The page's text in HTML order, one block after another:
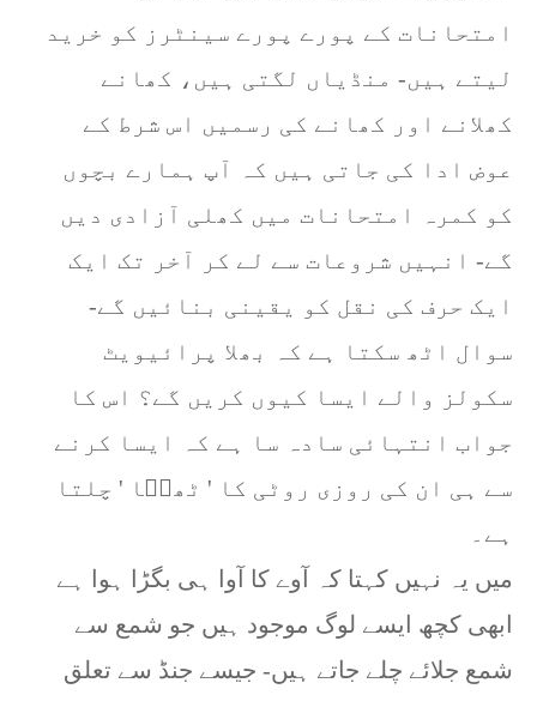
امتحانات کے پورے پورے سینٹرز کو خرید
لیتے ہیں- منڈیاں لگتی ہیں، کھانے
کھلانے اور کھانے کی رسمیں اس شرط کے
عوض ادا کی جاتی ہیں کہ آپ ہمارے بچوں
کو کمرہ امتحانات میں کھلی آزادی دیں
گے- انہیں شروعات سے لے کر آخر تک ایک
ایک حرف کی نقل کو یقینی بنائیں گے-
سوال اٹھ سکتا ہے کہ بھلا پرائیویٹ
سکولز والے ایسا کیوں کریں گے؟ اس کا
جواب انتہائی سادہ سا ہے کہ ایسا کرنے
سے ہی ان کی روزی روٹی کا ' ٹھیؔا ' چلتا
ہے۔
میں یہ نہیں کہتا کہ آوے کا آوا ہی بگڑا ہوا ہے
ابھی کچھ ایسے لوگ موجود ہیں جو شمع سے
شمع جلائے چلے جاتے ہیں- جیسے جنڈ سے تعلق